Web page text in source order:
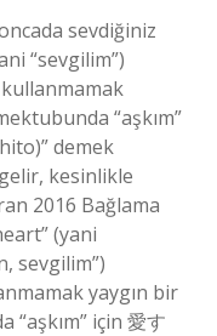
sevdiğiniz
“sevgilim”)
“aşkım”
demek
kesinlikle
2016 Bağlama
(yani
sevgilim”)
yaygın bir
için 愛す